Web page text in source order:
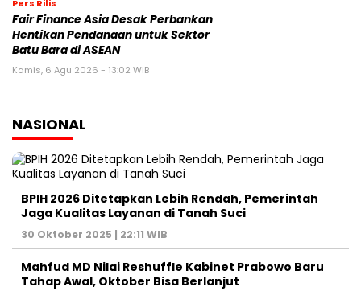
Pers Rilis
Fair Finance Asia Desak Perbankan
Hentikan Pendanaan untuk Sektor
Batu Bara di ASEAN
Kamis, 6 Agu 2026 - 13:02 WIB
NASIONAL
BPIH 2026 Ditetapkan Lebih Rendah, Pemerintah
Jaga Kualitas Layanan di Tanah Suci
30 Oktober 2025 | 22:11 WIB
Mahfud MD Nilai Reshuffle Kabinet Prabowo Baru
Tahap Awal, Oktober Bisa Berlanjut